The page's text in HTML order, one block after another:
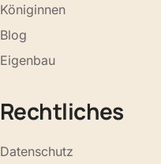
Königinnen
Blog
Eigenbau
Rechtliches
Datenschutz